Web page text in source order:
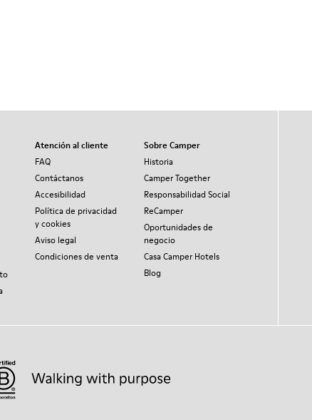
Atención al cliente
FAQ
Contáctanos
Accesibilidad
Política de privacidad
y cookies
Aviso legal
Condiciones de venta
Sobre Camper
Historia
Camper Together
Responsabilidad Social
ReCamper
Oportunidades de
negocio
Casa Camper Hotels
Blog